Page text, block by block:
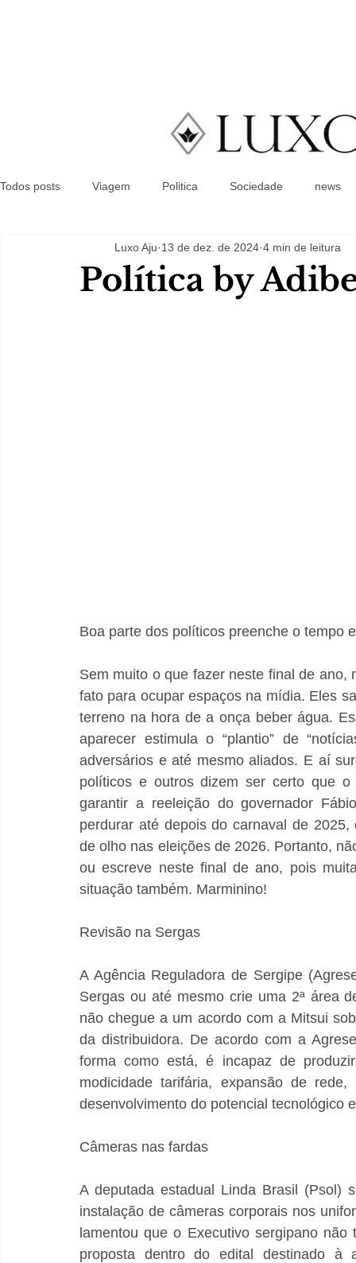
Todos posts Viagem Politica Sociedade news
Política by
Luxo Aju 13 de dez. de 2024 4 min de leitura
Boa parte dos políticos preenche o tempo
Sem muito o que fazer neste final de
fato para ocupar espaços na mídia. Eles
terreno na hora de a onça beber água.
aparecer estimula o “plantio” de
adversários e até mesmo aliados. E aí
políticos e outros dizem ser certo que
garantir a reeleição do governador
perdurar até depois do carnaval de
de olho nas eleições de 2026. Portanto,
ou escreve neste final de ano, pois
situação também. Marminino!
Revisão na Sergas
A Agência Reguladora de Sergipe
Sergas ou até mesmo crie uma 2ª área
não chegue a um acordo com a Mitsui
da distribuidora. De acordo com a
forma como está, é incapaz de
modicidade tarifária, expansão de
desenvolvimento do potencial tecnológico
Câmeras nas fardas
A deputada estadual Linda Brasil (Psol)
instalação de câmeras corporais nos
lamentou que o Executivo sergipano
proposta dentro do edital destinado à